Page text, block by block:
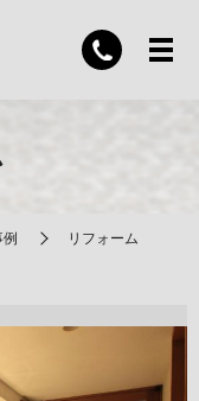
例 リフォーム